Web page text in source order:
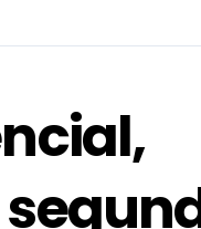
sitio con una gran